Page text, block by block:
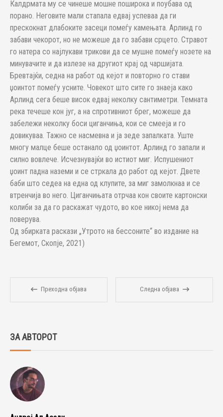
Калдрмата му се чинеше мошне поширока и поубава од
порано. Неговите мали стапала едвај успеваа да ги
прескокнат длабоките засеци помеѓу камењата. Арлинд го
забави чекорот, но не можеше да го забави срцето. Стравот
го натера со најлукави трикови да се мушне помеѓу нозете на
минувачите и да излезе на другиот крај од чаршијата.
Бревтајќи, седна на работ од кејот и повторно го стави
џоинтот помеѓу усните. Човекот што сите го знаеја како
Арлинд сега беше висок едвај неколку сантиметри. Темната
река течеше кон југ, а на спротивниот брег, можеше да
забележи неколку боси циганчиња, кои се смееја и го
довикуваа. Тажно се насмевна и ја зеде запалката. Уште
многу малце беше останало од џоинтот. Арлинд го запали и
силно вовлече. Исчезнувајќи во истиот миг. Испушениот
џоинт падна наземи и се стркала до работ од кејот. Двете
баби што седеа на една од клупите, за миг замолкнаа и се
втренчија во него. Циганчињата отрчаа кон своите картонски
колиби за да го раскажат чудото, во кое никој нема да
поверува.
Од збирката раскази „Утрото на бессоните“ во издание на
Бегемот, Скопје, 2021)
Преходна објава Следна објава
ЗА АВТОРОТ